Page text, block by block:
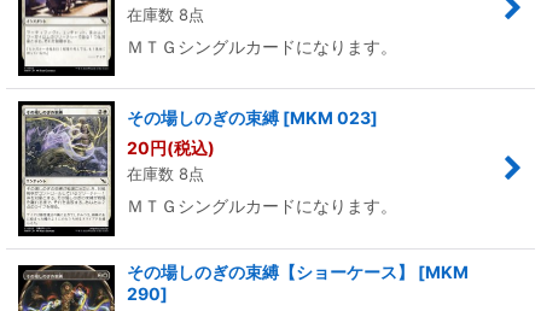
在庫数 8点
ＭＴＧシングルカードになります。
その場しのぎの束縛 [MKM 023]
20円(税込)
在庫数 8点
ＭＴＧシングルカードになります。
その場しのぎの束縛【ショーケース】 [MKM
290]